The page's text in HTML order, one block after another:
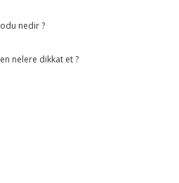
nedir ?
nelere dikkat et ?